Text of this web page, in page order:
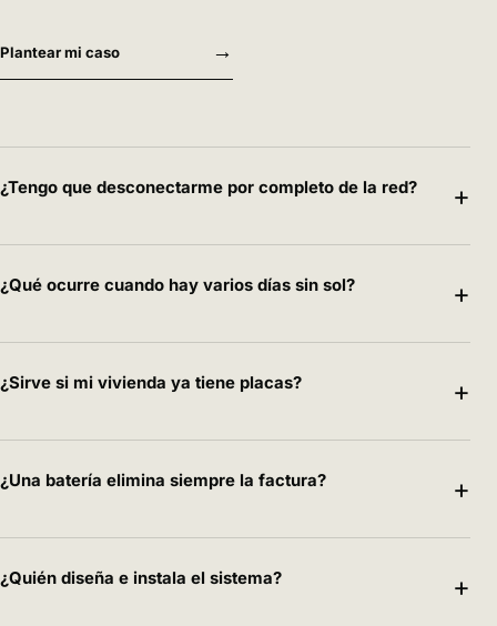
Plantear mi caso →
¿Tengo que desconectarme por completo de la red? +
¿Qué ocurre cuando hay varios días sin sol? +
¿Sirve si mi vivienda ya tiene placas? +
¿Una batería elimina siempre la factura? +
¿Quién diseña e instala el sistema? +